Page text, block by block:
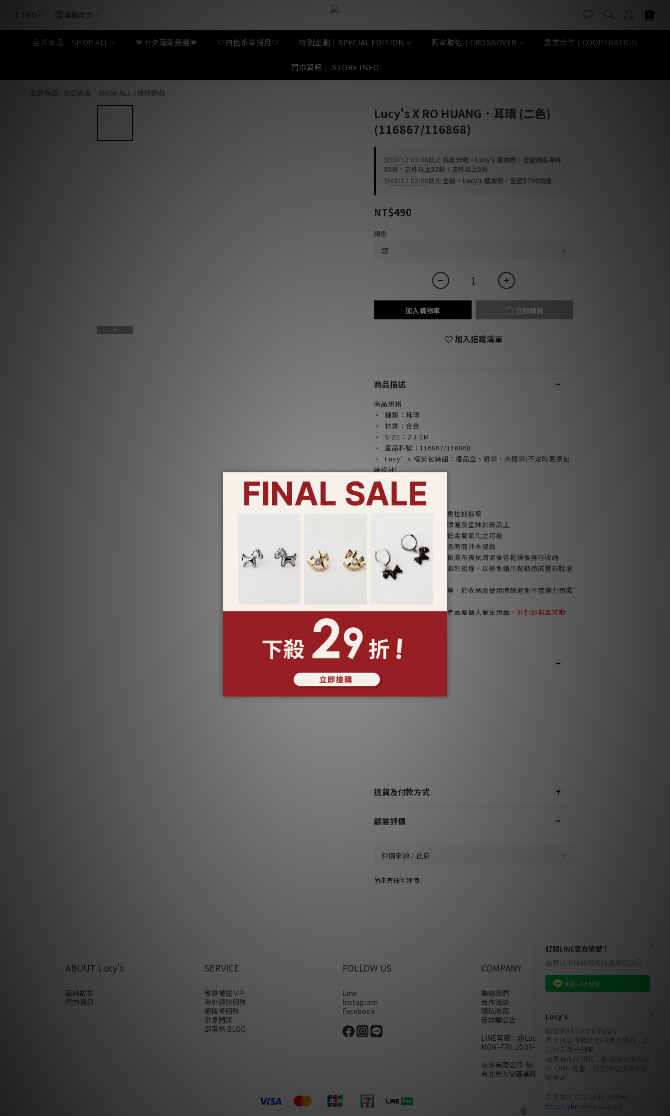
$ TWD 繁體中文
全部商品｜SHOP ALL 💗七夕寵愛嚴選💗 🤍白色系穿搭月🤍 特別企劃｜SPECIAL EDITION 獨家聯名｜CROSSOVER 異業合作｜COOPERATION
門市資訊｜ STORE INFO
全部商品｜SHOP ALL / 流行飾品
Lucy's X RO HUANG．耳環 (二色)
(116867/116868)
至08/12 02:00截止 指定分類，Lucy's 感謝祭｜全館飾品單件
85折，三件以上82折，五件以上8折
至08/12 02:00截止 全店，Lucy's 感謝祭｜全館$799免運
NT$490
顏色
加入購物車 立即購買
加入追蹤清單
商品描述
商品規格
· 種類：耳環
· 材質：合金
· SIZE：2.3 CM
· 產品料號：116867/116868
· Lucy’s 精美包裝組：禮品盒、紙袋、夾鏈袋(不定時更換包
裝設計)
產品注意事項：
*請勿配戴飾品入睡，避免拉扯損壞
*請勿將香水或化學物品噴灑及塗抹於飾品上
*請乾燥密封收納，以減低金屬氧化之可能
*合金材質請避免肥皂或長時間汗水侵蝕
*飾品遭遇汗水時，請以微濕布擦拭清潔後待乾燥後再行收納
*鑲工寶石類產品請避免激烈碰撞，以避免鑲爪鬆動造成寶石脫落
或破裂
*特殊製程之鍊身如蛇鍊等，於收納及使用時請避免不當施力造成
*依照消保法，針式耳環產品屬個人衛生用品， 拆封即無鑑賞期
送貨及付款方式
顧客評價
尚未有任何評價
ABOUT Lucy's
品牌故事
門市資訊
SERVICE
會員權益 VIP
海外運送服務
退換貨服務
常見問題
部落格 BLOG
FOLLOW US
Line
Instagram
Facebook
COMPANY
聯絡我們
合作洽談
隱私政策
反詐騙公告
LINE客服： @Lucys
MON.-FRI. 10:00-18:00(不含例假日)
克洛有限公司 統一編號28858320
台北市大安區基隆路二段110號10樓
訂閱LINE官方帳號！
點擊以下按鈕可獲得最新資訊👇
連結 LINE 帳號
Lucy's
歡迎來到 Lucy's 飾品✨
馬上挑選專屬於您的迷人飾品，點
亮日常每一刻💖
如果有任何問題，歡迎隨時加入官
方 LINE 客服，我們將儘快為您解
答💬💕
立即加入官方 LINE 詢問📲
https://lin.ee/mUUVrsT